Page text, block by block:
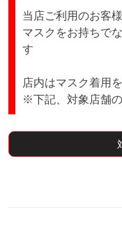
当店ご利用のお客
マスクをお持ちで
す
店内はマスク着用
※下記、対象店舗